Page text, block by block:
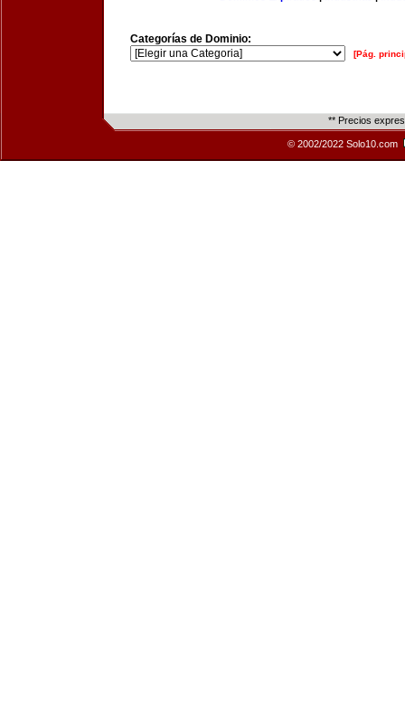
Categorías de Dominio:
[Pág.
** Precios
© 2002/2022 Solo10.com